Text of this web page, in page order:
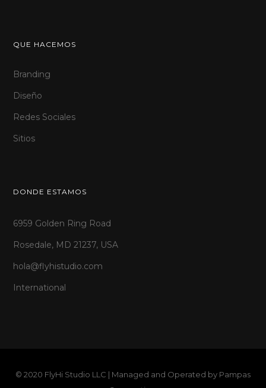
QUE HACEMOS
Branding
Diseño
Redes Sociales
Sitios
DONDE ESTAMOS
6959 Golden Ring Road
Rosedale, MD 21237, USA
hola@flyhistudio.com
International
© 2020 FlyHi Studio LLC | Managed and Operated by Pampas